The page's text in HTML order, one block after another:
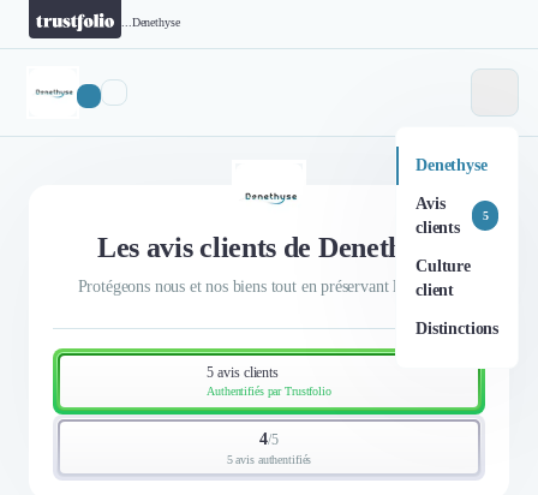
Denethyse
Denethyse
Avis
clients
5
Culture
client
Distinctions
Les avis clients de Denethyse
Protégeons nous et nos biens tout en préservant la nature !
5 avis clients
Authentifiés par Trustfolio
4/5
5 avis authentifiés